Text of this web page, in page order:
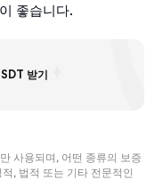
좋습니다.
받기
사용되며, 어떤 종류의 보증
, 법적 또는 기타 전문적인